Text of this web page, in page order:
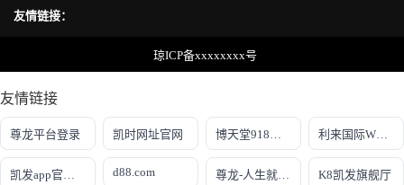
友情链接：
琼ICP备xxxxxxxx号
友情链接
尊龙平台登录 凯时网址官网
d88.com K8凯发旗舰厅